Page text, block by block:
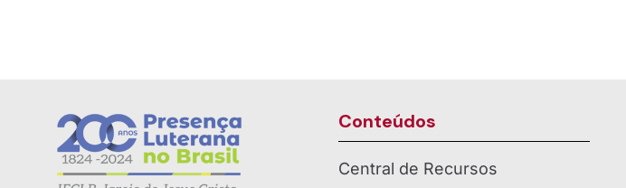
Conteúdos
Central de Recursos